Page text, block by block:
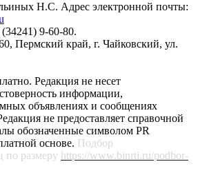
Н.С. Адрес электронной почты:
9-60-80.
Пермский край, г. Чайковский, ул.
Редакция не несет
информации,
объявлениях и сообщениях
не предоставляет справочной
обозначенные символом PR
основе. Подбор
по размеру https://www.binrti.ru/podbor-